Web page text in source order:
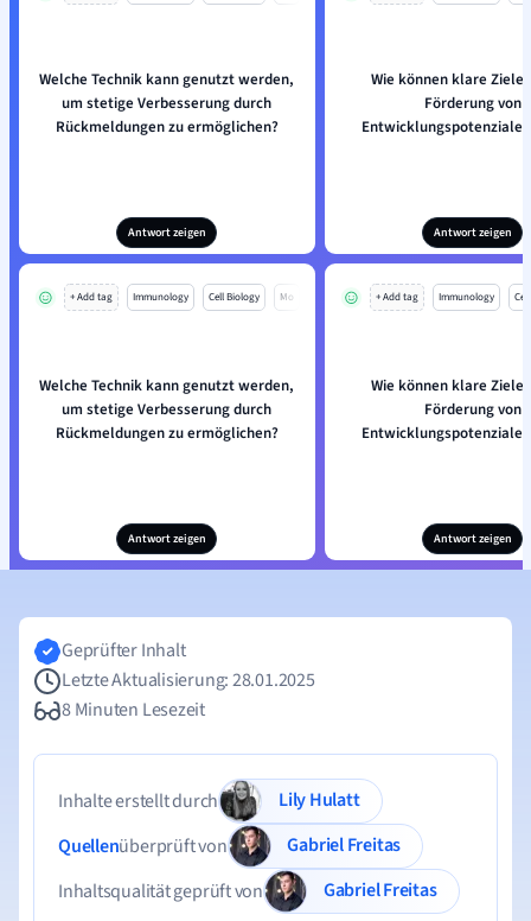
Welche Technik kann genutzt werden,
um stetige Verbesserung durch
Rückmeldungen zu ermöglichen?
Antwort zeigen
Wie können klare Ziele
Förderung von
Antwort zeigen
+ Add tag Immunology Cell Biology Mo
Welche Technik kann genutzt werden,
um stetige Verbesserung durch
Rückmeldungen zu ermöglichen?
Antwort zeigen
+ Add tag Immunology
Wie können klare Ziele
Förderung von
Antwort zeigen
Geprüfter Inhalt
Letzte Aktualisierung: 28.01.2025
8 Minuten Lesezeit
Inhalte erstellt durch
Lily Hulatt
Quellenüberprüft von
Gabriel Freitas
Inhaltsqualität geprüft von
Gabriel Freitas